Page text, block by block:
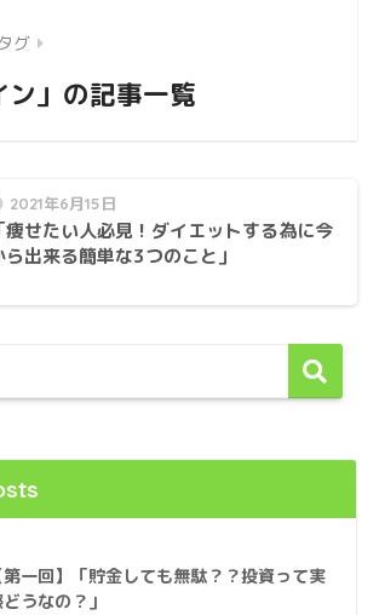
グ
ン」の記事一覧
2021年6月15日
痩せたい人必見！ダイエットする為に今
ら出来る簡単な3つのこと」
第一回】「貯金しても無駄？？投資って実
うなの？」